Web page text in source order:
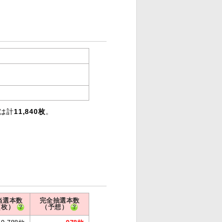
計11,840枚。
選本数
）
完全抽選本数
（予想）